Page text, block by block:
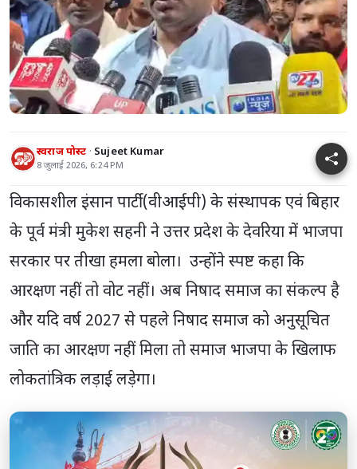
स्वराज पोस्ट Sujeet Kumar
8 जुलाई 2026, 6:24 PM
विकासशील इंसान पार्टी (वीआईपी) के संस्थापक एवं बिहार
के पूर्व मंत्री मुकेश सहनी ने उत्तर प्रदेश के देवरिया में भाजपा
सरकार पर तीखा हमला बोला। उन्होंने स्पष्ट कहा कि
आरक्षण नहीं तो वोट नहीं। अब निषाद समाज का संकल्प है
और यदि वर्ष 2027 से पहले निषाद समाज को अनुसूचित
जाति का आरक्षण नहीं मिला तो समाज भाजपा के खिलाफ
लोकतांत्रिक लड़ाई लड़ेगा।